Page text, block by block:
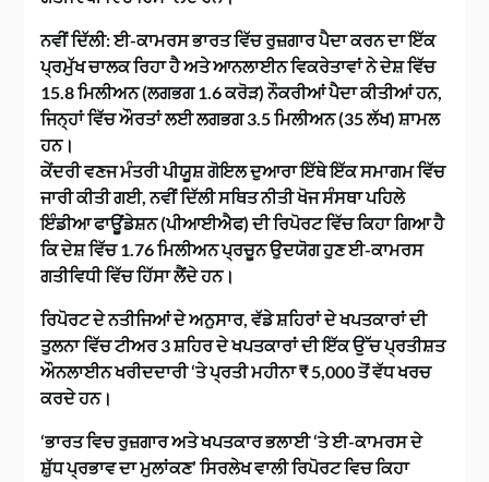
ਨਵੀਂ ਦਿੱਲੀ: ਈ-ਕਾਮਰਸ ਭਾਰਤ ਵਿੱਚ ਰੁਜ਼ਗਾਰ ਪੈਦਾ ਕਰਨ ਦਾ ਇੱਕ
ਪ੍ਰਮੁੱਖ ਚਾਲਕ ਰਿਹਾ ਹੈ ਅਤੇ ਆਨਲਾਈਨ ਵਿਕਰੇਤਾਵਾਂ ਨੇ ਦੇਸ਼ ਵਿੱਚ
15.8 ਮਿਲੀਅਨ (ਲਗਭਗ 1.6 ਕਰੋੜ) ਨੌਕਰੀਆਂ ਪੈਦਾ ਕੀਤੀਆਂ ਹਨ,
ਜਿਨ੍ਹਾਂ ਵਿੱਚ ਔਰਤਾਂ ਲਈ ਲਗਭਗ 3.5 ਮਿਲੀਅਨ (35 ਲੱਖ) ਸ਼ਾਮਲ
ਹਨ।
ਕੇਂਦਰੀ ਵਣਜ ਮੰਤਰੀ ਪੀਯੂਸ਼ ਗੋਇਲ ਦੁਆਰਾ ਇੱਥੇ ਇੱਕ ਸਮਾਗਮ ਵਿੱਚ
ਜਾਰੀ ਕੀਤੀ ਗਈ, ਨਵੀਂ ਦਿੱਲੀ ਸਥਿਤ ਨੀਤੀ ਖੋਜ ਸੰਸਥਾ ਪਹਿਲੇ
ਇੰਡੀਆ ਫਾਊਂਡੇਸ਼ਨ (ਪੀਆਈਐਫ) ਦੀ ਰਿਪੋਰਟ ਵਿੱਚ ਕਿਹਾ ਗਿਆ ਹੈ
ਕਿ ਦੇਸ਼ ਵਿੱਚ 1.76 ਮਿਲੀਅਨ ਪ੍ਰਚੂਨ ਉਦਯੋਗ ਹੁਣ ਈ-ਕਾਮਰਸ
ਗਤੀਵਿਧੀ ਵਿੱਚ ਹਿੱਸਾ ਲੈਂਦੇ ਹਨ।
ਰਿਪੋਰਟ ਦੇ ਨਤੀਜਿਆਂ ਦੇ ਅਨੁਸਾਰ, ਵੱਡੇ ਸ਼ਹਿਰਾਂ ਦੇ ਖਪਤਕਾਰਾਂ ਦੀ
ਤੁਲਨਾ ਵਿੱਚ ਟੀਅਰ 3 ਸ਼ਹਿਰ ਦੇ ਖਪਤਕਾਰਾਂ ਦੀ ਇੱਕ ਉੱਚ ਪ੍ਰਤੀਸ਼ਤ
ਔਨਲਾਈਨ ਖਰੀਦਦਾਰੀ ‘ਤੇ ਪ੍ਰਤੀ ਮਹੀਨਾ ₹ 5,000 ਤੋਂ ਵੱਧ ਖਰਚ
ਕਰਦੇ ਹਨ।
‘ਭਾਰਤ ਵਿਚ ਰੁਜ਼ਗਾਰ ਅਤੇ ਖਪਤਕਾਰ ਭਲਾਈ ‘ਤੇ ਈ-ਕਾਮਰਸ ਦੇ
ਸ਼ੁੱਧ ਪ੍ਰਭਾਵ ਦਾ ਮੁਲਾਂਕਣ’ ਸਿਰਲੇਖ ਵਾਲੀ ਰਿਪੋਰਟ ਵਿਚ ਕਿਹਾ